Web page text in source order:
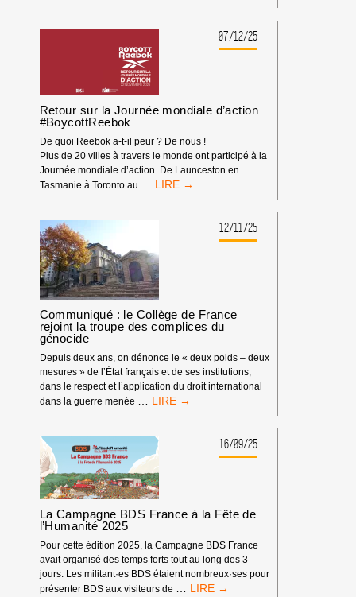
(IAW)
2026
07/12/25
Retour sur la Journée mondiale d’action
#BoycottReebok
De quoi Reebok a-t-il peur ? De nous !
Plus de 20 villes à travers le monde ont participé à la
Journée mondiale d’action. De Launceston en
Tasmanie à Toronto au
RETOUR
D’ACTION
#BOYCOTTREEBOK
12/11/25
Communiqué : le Collège de France
rejoint la troupe des complices du
génocide
Depuis deux ans, on dénonce le « deux poids – deux
mesures » de l’État français et de ses institutions,
dans le respect et l’application du droit international
dans la guerre menée
COMMUNIQUÉ
COLLÈGE
DE
FRANCE
REJOINT
LA
TROUPE
COMPLICES
DU
GÉNOCIDE
16/09/25
La Campagne BDS France à la Fête de
l’Humanité 2025
Pour cette édition 2025, la Campagne BDS France
avait organisé des temps forts tout au long des 3
jours. Les militant·es BDS étaient nombreux·ses pour
présenter BDS aux visiteurs de
LA